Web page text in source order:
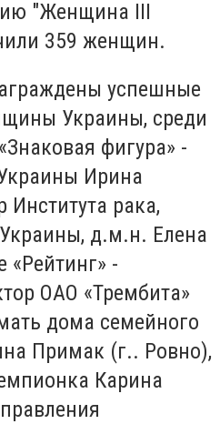
"Женщина III
359 женщин.
успешные
Украины, среди
фигура» -
Ирина
Института рака,
д.м.н. Елена
«Рейтинг» -
ОАО «Трембита»
дома семейного
Примак (г.. Ровно),
Карина